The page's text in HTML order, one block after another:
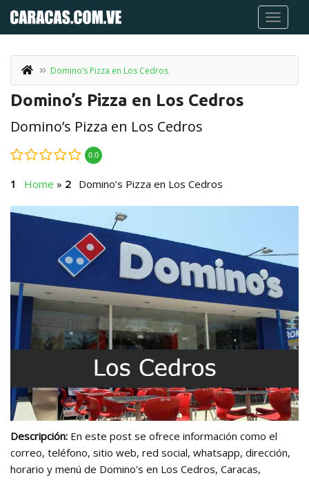
Domino’s Pizza en Los Cedros
Domino’s Pizza en Los Cedros
Domino’s Pizza en Los Cedros
0.0
Home » Domino’s Pizza en Los Cedros
Descripción: En este post se ofrece información como el
correo, teléfono, sitio web, red social, whatsapp, dirección,
horario y menú de Domino's en Los Cedros, Caracas,